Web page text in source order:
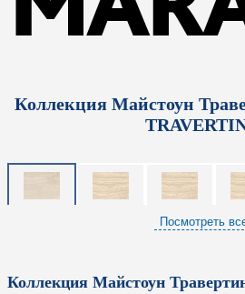
Коллекция Майстоун
Посмотреть
Коллекция Майстоун